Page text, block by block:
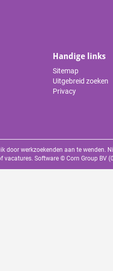
Handige links
Sitemap
Uitgebreid zoeken
Privacy
werkzoekenden aan te wenden.
vacatures. Software © Corn Group BV